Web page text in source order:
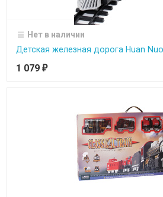
Нет в наличии
Детская железная дорога Huan
1 079 ₽